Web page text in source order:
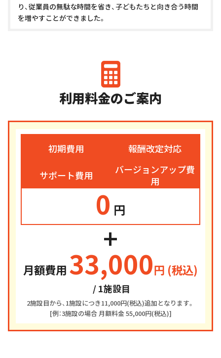
り、従業員の無駄な時間を省き、子どもたちと向き合う時間
を増やすことができました。
利用料金のご案内
初期費用 報酬改定対応
サポート費用
バージョンアップ費
用
0 円
+
月額費用 33,000円 (税込)
/ 1施設目
2施設目から、1施設につき11,000円(税込)追加となります。
[例：3施設の場合 月額料金 55,000円(税込)]